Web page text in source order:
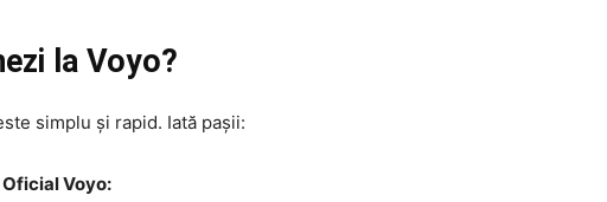
la Voyo?
simplu și rapid. Iată pașii:
Voyo: